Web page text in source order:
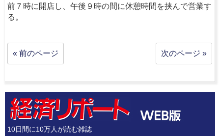
前７時に開店し、午後９時の間に休憩時間を挟んで営業す
る。
« 前のページ 次のページ »
10日間に10万人が読む雑誌